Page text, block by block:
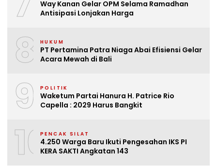
Way Kanan Gelar OPM Selama Ramadhan
Antisipasi Lonjakan Harga
8 HUKUM
PT Pertamina Patra Niaga Abai Efisiensi Gelar
Acara Mewah di Bali
9 POLITIK
Waketum Partai Hanura H. Patrice Rio
Capella : 2029 Harus Bangkit
10PENCAK SILAT
4.250 Warga Baru Ikuti Pengesahan IKS PI
KERA SAKTI Angkatan 143